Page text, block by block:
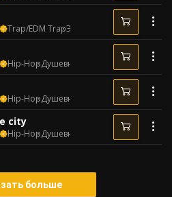
Trap/EDM TrapЭпический 117 BPM
Hip-HopДушевный
Hip-HopДушевный
city
Hip-HopДушевный
больше